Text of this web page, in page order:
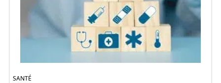
SANTÉ